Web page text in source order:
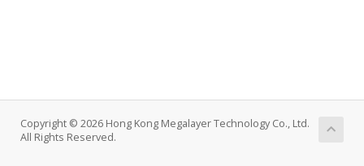
Copyright © 2026 Hong Kong Megalayer Technology Co., Ltd.
All Rights Reserved.